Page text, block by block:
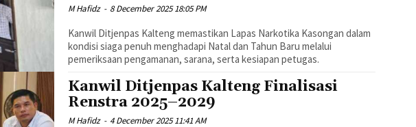
M Hafidz - 8 December 2025 18:05 PM
Kanwil Ditjenpas Kalteng memastikan Lapas Narkotika Kasongan dalam
kondisi siaga penuh menghadapi Natal dan Tahun Baru melalui
pemeriksaan pengamanan, sarana, serta kesiapan petugas.
Kanwil Ditjenpas Kalteng Finalisasi
Renstra 2025–2029
M Hafidz - 4 December 2025 11:41 AM